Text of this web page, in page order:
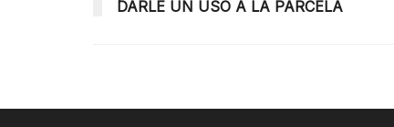
DARLE UN USO A LA PARCELA